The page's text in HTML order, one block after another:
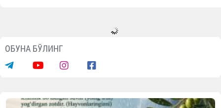
ОБУНА БЎЛИНГ